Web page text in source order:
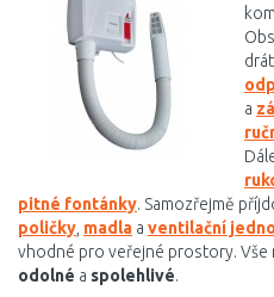
a
pitné fontánky. Samozřejmě
poličky madla a ventilační
vhodné pro veřejné prostory. Vše
odolné a spolehlivé.